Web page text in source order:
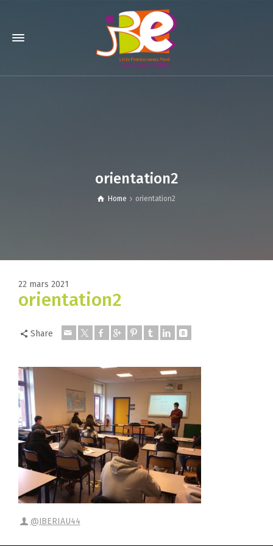
orientation2
Home orientation2
22 mars 2021
orientation2
Share
@JBERIAU44